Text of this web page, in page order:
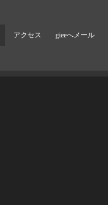
アクセス gieeへメール